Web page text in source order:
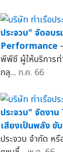
ประจวบ" จัดอ
Performance
พีพีซี ผู้ให้บริการท่
กลุ... ก.ค. 66
ประจวบ" จัดงา
เสียงเป็นพลัง ขั
ประจวบ จำกัด ห